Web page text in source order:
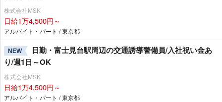
株式会社MSK
日給1万4,500円～
アルバイト・パート / 東京都
NEW
日勤・富士見台駅周辺の交通誘導警備員/入社祝い金あ
り/週1日～OK
株式会社MSK
日給1万4,500円～
アルバイト・パート / 東京都